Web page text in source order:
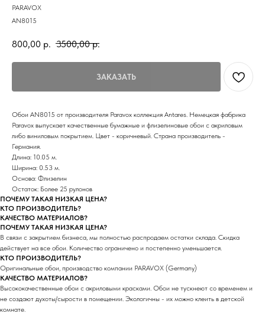
PARAVOX
AN8015
800,00 р. 3500,00 р.
ЗАКАЗАТЬ
Обои AN8015 от производителя Paravox коллекция Antares. Немецкая фабрика
Paravox выпускает качественные бумажные и флизелиновые обои с акриловым
либо виниловым покрытием. Цвет - коричневый. Страна производитель -
Германия.
Длина: 10.05 м.
Ширина: 0.53 м.
Основа: Флизелин
Остаток: Более 25 рулонов
ПОЧЕМУ ТАКАЯ НИЗКАЯ ЦЕНА?
КТО ПРОИЗВОДИТЕЛЬ?
КАЧЕСТВО МАТЕРИАЛОВ?
ПОЧЕМУ ТАКАЯ НИЗКАЯ ЦЕНА?
В связи с закрытием бизнеса, мы полностью распродаем остатки склада. Скидка
действует на все обои. Количество ограничено и постепенно уменьшается.
КТО ПРОИЗВОДИТЕЛЬ?
Оригинальные обои, производство компании PARAVOX (Germany)
КАЧЕСТВО МАТЕРИАЛОВ?
Высококачественные обои с акриловыми красками. Обои не тускнеют со временем и
не создают духоты/сырости в помещении. Экологичны - их можно клеить в детской
комнате.